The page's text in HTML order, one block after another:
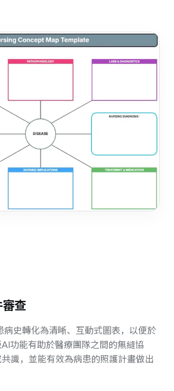
查
病史轉化為清晰、互動式圖表，以便於
功能有助於醫療團隊之間的無縫協
識，並能有效為病患的照護計畫做出